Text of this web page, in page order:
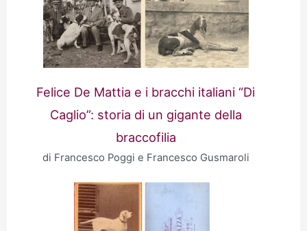
Felice De Mattia e i bracchi italiani “Di
Caglio”: storia di un gigante della
braccofilia
di Francesco Poggi e Francesco Gusmaroli